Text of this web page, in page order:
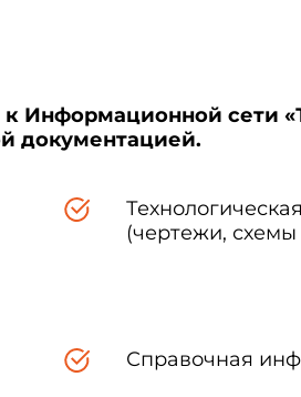
превышать 3 мм на длине 2 м.
Информационной сети
документацией.
(чертежи, схемы
Справочная